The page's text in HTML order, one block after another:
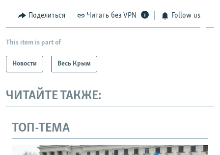
Поделиться Читать без VPN Follow us
This item is part of
Новости Весь Крым
ЧИТАЙТЕ ТАКЖЕ:
ТОП-ТЕМА